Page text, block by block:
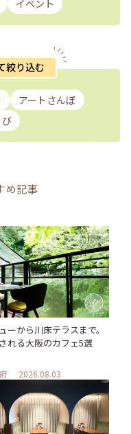
イベント
絞り込む
アートさんぽ
び
め記事
ーから川床テラスまで。
れる大阪のカフェ5選
2026.08.03